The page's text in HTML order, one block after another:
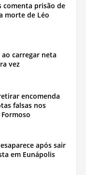
comenta prisão de
morte de Léo
carregar neta
vez
encomenda
falsas nos
após sair
em Eunápolis